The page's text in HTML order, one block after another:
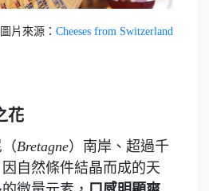
圖片來源： Cheeses from Switzerland
花
Bretagne）南岸、超過千
自然條件結晶而成的天